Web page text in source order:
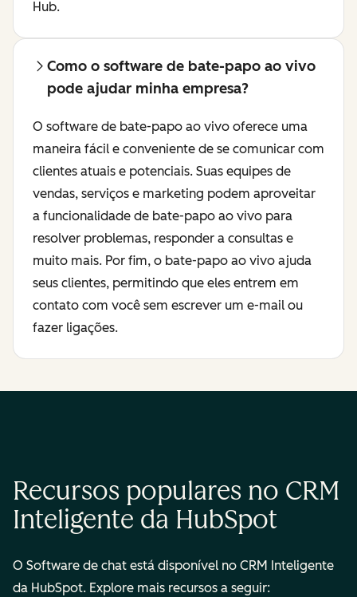
Hub.
Como o software de bate-papo ao vivo
pode ajudar minha empresa?
O software de bate-papo ao vivo oferece uma
maneira fácil e conveniente de se comunicar com
clientes atuais e potenciais. Suas equipes de
vendas, serviços e marketing podem aproveitar
a funcionalidade de bate-papo ao vivo para
resolver problemas, responder a consultas e
muito mais. Por fim, o bate-papo ao vivo ajuda
seus clientes, permitindo que eles entrem em
contato com você sem escrever um e-mail ou
fazer ligações.
Recursos populares no CRM
Inteligente da HubSpot
O Software de chat está disponível no CRM Inteligente
da HubSpot. Explore mais recursos a seguir: